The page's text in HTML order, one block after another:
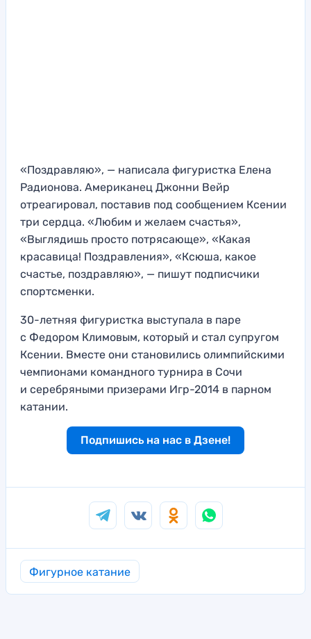
«Поздравляю», — написала фигуристка Елена
Радионова. Американец Джонни Вейр
отреагировал, поставив под сообщением Ксении
три сердца. «Любим и желаем счастья»,
«Выглядишь просто потрясающе», «Какая
красавица! Поздравления», «Ксюша, какое
счастье, поздравляю», — пишут подписчики
спортсменки.
30-летняя фигуристка выступала в паре
с Федором Климовым, который и стал супругом
Ксении. Вместе они становились олимпийскими
чемпионами командного турнира в Сочи
и серебряными призерами Игр-2014 в парном
катании.
Подпишись на нас в Дзене!
Фигурное катание